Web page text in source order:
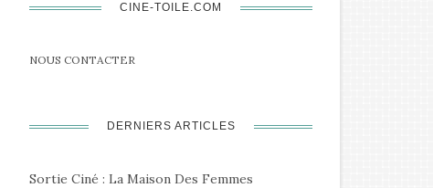
CINE-TOILE.COM
NOUS CONTACTER
DERNIERS ARTICLES
Sortie Ciné : La Maison Des Femmes